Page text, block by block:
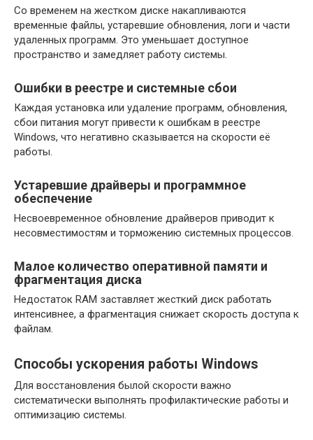
Со временем на жестком диске накапливаются
временные файлы, устаревшие обновления, логи и части
удаленных программ. Это уменьшает доступное
пространство и замедляет работу системы.
Ошибки в реестре и системные сбои
Каждая установка или удаление программ, обновления,
сбои питания могут привести к ошибкам в реестре
Windows, что негативно сказывается на скорости её
работы.
Устаревшие драйверы и программное
обеспечение
Несвоевременное обновление драйверов приводит к
несовместимостям и торможению системных процессов.
Малое количество оперативной памяти и
фрагментация диска
Недостаток RAM заставляет жесткий диск работать
интенсивнее, а фрагментация снижает скорость доступа к
файлам.
Способы ускорения работы Windows
Для восстановления былой скорости важно
систематически выполнять профилактические работы и
оптимизацию системы.